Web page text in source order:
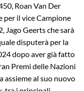
Roan Van Der
il vice Campione
Jago Geerts che sarà
disputerà per la
dopo aver già fatto
Premi delle Nazioni
assieme al suo nuovo